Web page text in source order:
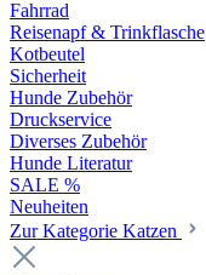
Fahrrad
Reisenapf & Trinkflasche
Kotbeutel
Sicherheit
Hunde Zubehör
Druckservice
Diverses Zubehör
Hunde Literatur
SALE %
Neuheiten
Zur Kategorie Katzen